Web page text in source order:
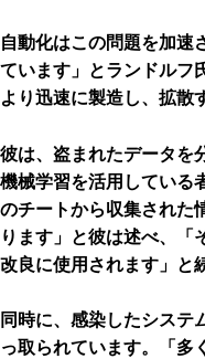
自動化はこの問題を加速
ています」とランドルフ
より迅速に製造し、拡散
彼は、盗まれたデータを
機械学習を活用している
のチートから収集された
ります」と彼は述べ、「
改良に使用されます」と
同時に、感染したシステ
っ取られています。「多